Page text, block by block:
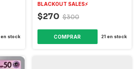
en stock
BLACKOUT SALES⚡️
$270 $300
COMPRAR 21 en stock